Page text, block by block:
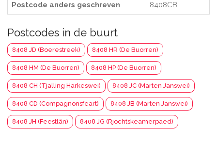
Postcode anders geschreven 8408CB
Postcodes in de buurt
8408 JD (Boerestreek) 8408 HR (De Buorren)
8408 HM (De Buorren) 8408 HP (De Buorren)
8408 CH (Tjalling Harkeswei) 8408 JC (Marten Janswei)
8408 CD (Compagnonsfeart) 8408 JB (Marten Janswei)
8408 JH (Feestlân) 8408 JG (Rjochtskeamerpaed)